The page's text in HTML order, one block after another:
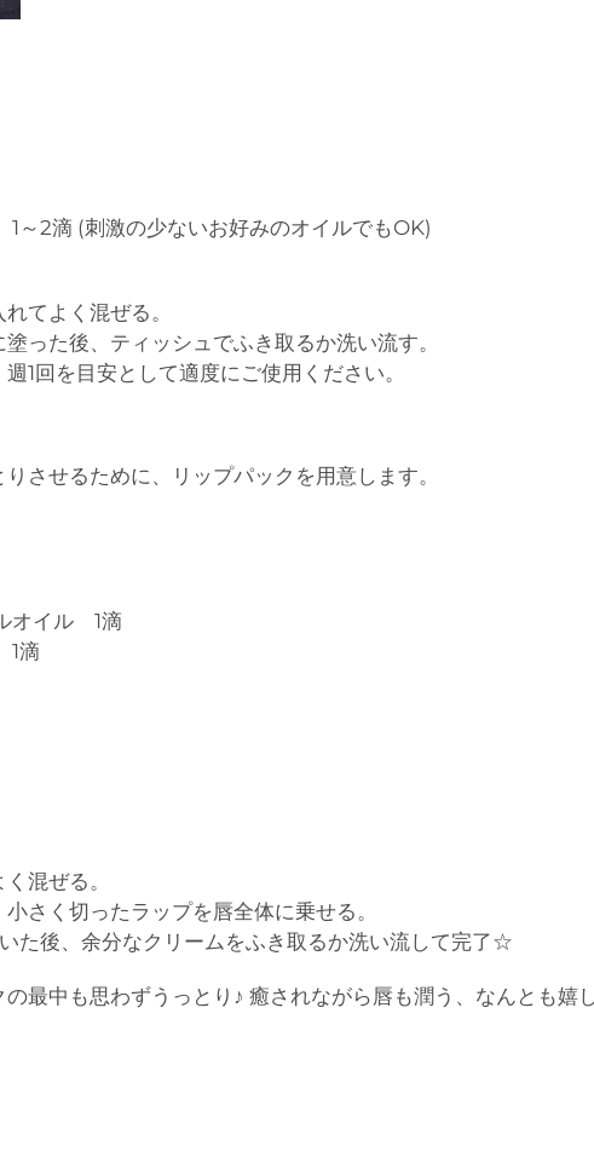
～2滴 (刺激の少ないお好みのオイルでもOK)
てよく混ぜる。
った後、ティッシュでふき取るか洗い流す。
1回を目安として適度にご使用ください。
させるために、リップパックを用意します。
オイル 1滴
1滴
混ぜる。
さく切ったラップを唇全体に乗せる。
た後、余分なクリームをふき取るか洗い流して完了☆
最中も思わずうっとり♪ 癒されながら唇も潤う、なんとも